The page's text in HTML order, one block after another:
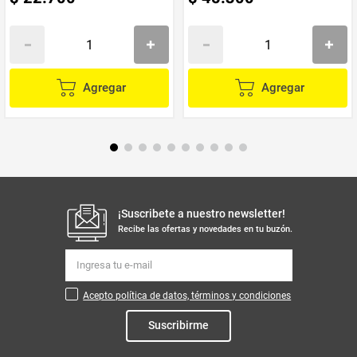
Agregar Agregar
¡Suscribete a nuestro newsletter!
Recibe las ofertas y novedades en tu buzón.
Acepto política de datos, términos y condiciones
Suscribirme